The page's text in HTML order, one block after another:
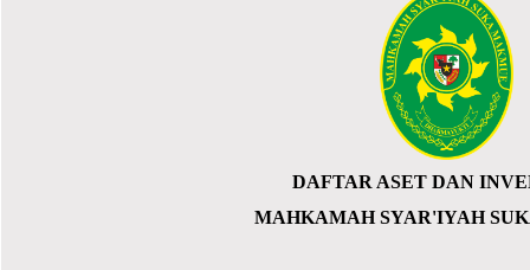
DAFTAR ASET DAN
MAHKAMAH SYAR'IYAH